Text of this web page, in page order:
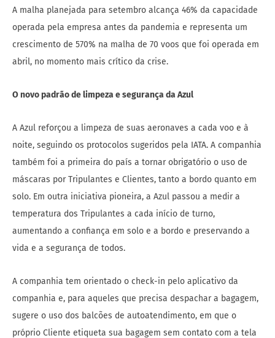
A malha planejada para setembro alcança 46% da capacidade
operada pela empresa antes da pandemia e representa um
crescimento de 570% na malha de 70 voos que foi operada em
abril, no momento mais crítico da crise.
O novo padrão de limpeza e segurança da Azul
A Azul reforçou a limpeza de suas aeronaves a cada voo e à
noite, seguindo os protocolos sugeridos pela IATA. A companhia
também foi a primeira do país a tornar obrigatório o uso de
máscaras por Tripulantes e Clientes, tanto a bordo quanto em
solo. Em outra iniciativa pioneira, a Azul passou a medir a
temperatura dos Tripulantes a cada início de turno,
aumentando a confiança em solo e a bordo e preservando a
vida e a segurança de todos.
A companhia tem orientado o check-in pelo aplicativo da
companhia e, para aqueles que precisa despachar a bagagem,
sugere o uso dos balcões de autoatendimento, em que o
próprio Cliente etiqueta sua bagagem sem contato com a tela